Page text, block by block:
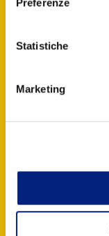
Statistiche
Marketing